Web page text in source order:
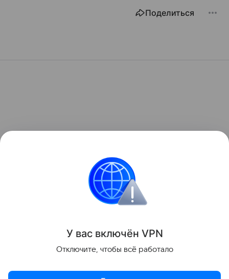
Поделиться
У вас включён VPN
Отключите, чтобы всё работало